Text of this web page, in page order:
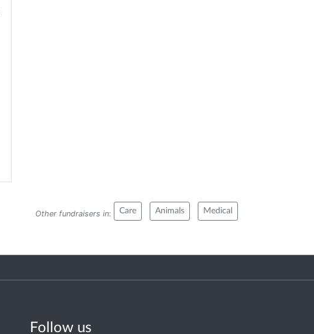
Other fundraisers in: Care Animals Medical
Follow us